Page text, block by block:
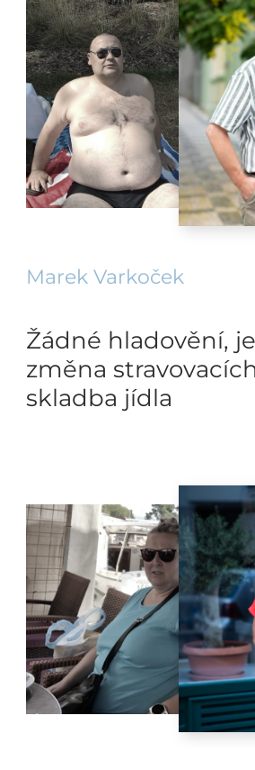
Marek Varkoček
Žádné hladovění,
změna
skladba jídla